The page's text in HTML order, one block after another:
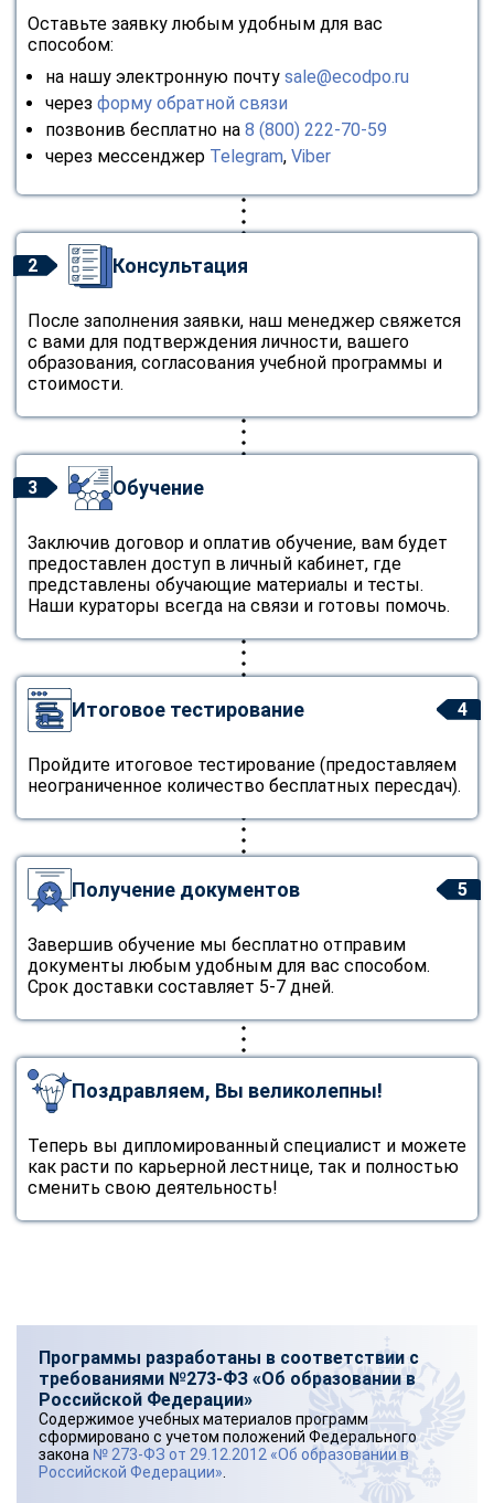
Оставьте заявку любым удобным для вас
способом:
на нашу электронную почту sale@ecodpo.ru
через форму обратной связи
позвонив бесплатно на 8 (800) 222-70-59
через мессенджер Telegram, Viber
2 Консультация
После заполнения заявки, наш менеджер свяжется
с вами для подтверждения личности, вашего
образования, согласования учебной программы и
стоимости.
3 Обучение
Заключив договор и оплатив обучение, вам будет
предоставлен доступ в личный кабинет, где
представлены обучающие материалы и тесты.
Наши кураторы всегда на связи и готовы помочь.
4
Итоговое тестирование
Пройдите итоговое тестирование (предоставляем
неограниченное количество бесплатных пересдач).
5
Получение документов
Завершив обучение мы бесплатно отправим
документы любым удобным для вас способом.
Срок доставки составляет 5-7 дней.
Поздравляем, Вы великолепны!
Теперь вы дипломированный специалист и можете
как расти по карьерной лестнице, так и полностью
сменить свою деятельность!
Программы разработаны в соответствии с
требованиями №273-ФЗ «Об образовании в
Российской Федерации»
Содержимое учебных материалов программ
сформировано с учетом положений Федерального
закона № 273-ФЗ от 29.12.2012 «Об образовании в
Российской Федерации»